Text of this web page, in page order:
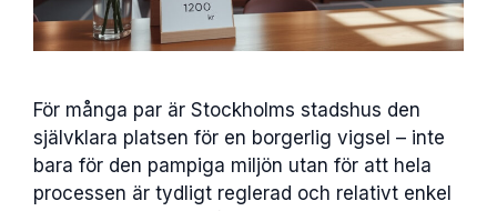
För många par är Stockholms stadshus den
självklara platsen för en borgerlig vigsel – inte
bara för den pampiga miljön utan för att hela
processen är tydligt reglerad och relativt enkel